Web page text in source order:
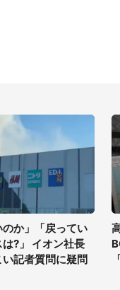
のか」「戻ってい
?」 イオン社長
記者質問に疑問